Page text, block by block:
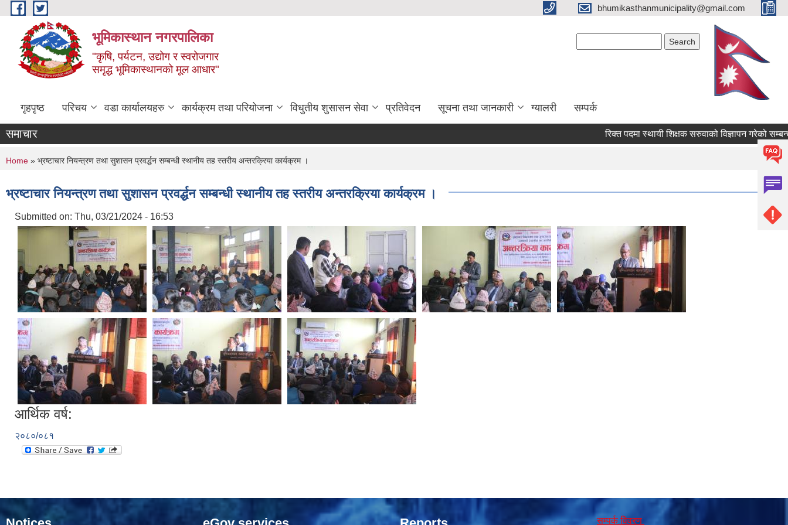
Skip to main content bhumikasthanmunicipality@gmail.com
भूमिकास्थान नगरपालिका
"कृषि, पर्यटन, उद्योग र स्वरोजगार
समृद्ध भूमिकास्थानको मूल आधार"
गृहपृष्ठ परिचय वडा कार्यालयहरु कार्यक्रम तथा परियोजना विधुतीय शुसासन सेवा प्रतिवेदन सूचना तथा जानकारी ग्यालरी सम्पर्क
समाचार रिक्त पदमा स्थायी शिक्षक सरुवाको विज्ञापन गरेको
You are here
Home » भ्रष्टाचार नियन्त्रण तथा सुशासन प्रवर्द्धन सम्बन्धी स्थानीय तह स्तरीय अन्तरक्रिया कार्यक्रम ।
भ्रष्टाचार नियन्त्रण तथा सुशासन प्रवर्द्धन सम्बन्धी स्थानीय तह स्तरीय अन्तरक्रिया कार्यक्रम ।
Submitted on: Thu, 03/21/2024 - 16:53
आर्थिक वर्ष:
२०८०/०८१
सम्पर्क विवरण